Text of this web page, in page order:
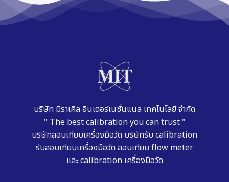
บริษัท มิราเคิล อินเตอร์เนชั่นแนล เทคโนโลยี จำกัด
" The best calibration you can trust "
บริษัทสอบเทียบเครื่องมือวัด บริษัทรับ calibration
รับสอบเทียบเครื่องมือวัด สอบเทียบ flow meter
และcalibration เครื่องมือวัด